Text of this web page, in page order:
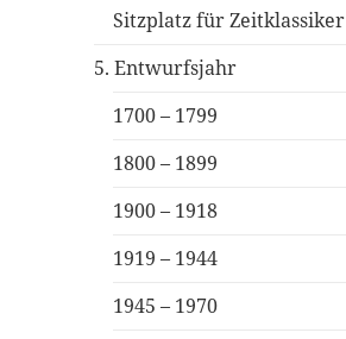
Sitzplatz für Zeitklassiker
5. Entwurfsjahr
1700 – 1799
1800 – 1899
1900 – 1918
1919 – 1944
1945 – 1970